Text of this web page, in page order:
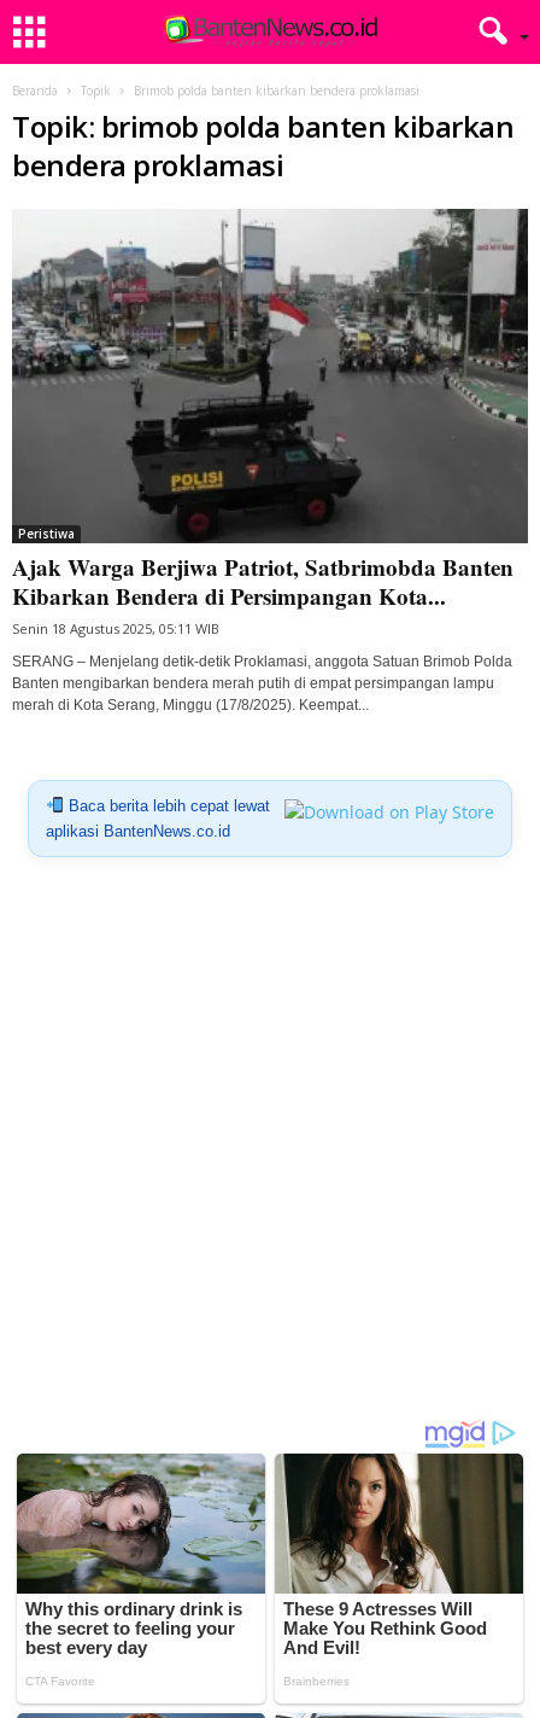
Beranda Topik Brimob polda banten kibarkan bendera proklamasi
Topik: brimob polda banten kibarkan
bendera proklamasi
Peristiwa
Ajak Warga Berjiwa Patriot, Satbrimobda Banten
Kibarkan Bendera di Persimpangan Kota...
Senin 18 Agustus 2025, 05:11 WIB
SERANG – Menjelang detik-detik Proklamasi, anggota Satuan Brimob Polda
Banten mengibarkan bendera merah putih di empat persimpangan lampu
merah di Kota Serang, Minggu (17/8/2025). Keempat...
Baca berita lebih cepat lewat
aplikasi BantenNews.co.id